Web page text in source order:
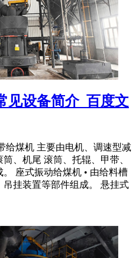
见设备简介_百度文
给煤机 主要由电机、调速型减
、机尾 滚筒、托辊、甲带、
座式振动给煤机 • 由给料槽
挂装置等部件组成。 悬挂式